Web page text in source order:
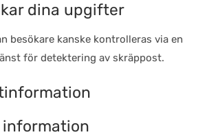
dina upgifter
besökare kanske kontrolleras via en
för detektering av skräppost.